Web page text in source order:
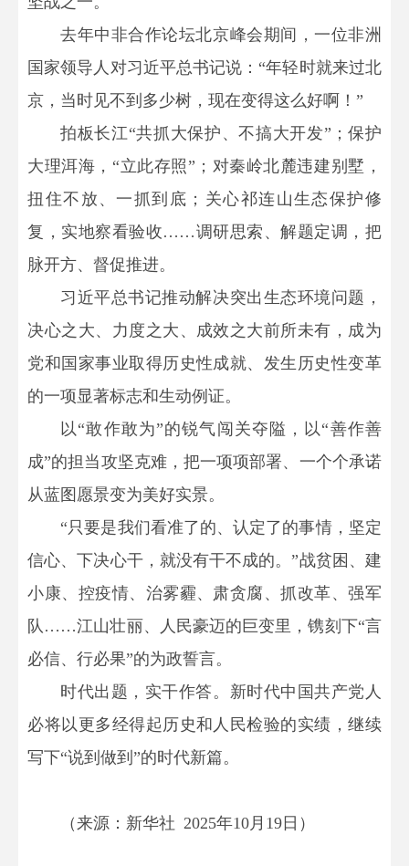
去年中非合作论坛北京峰会期间，一位非洲
国家领导人对习近平总书记说：“年轻时就来过北
京，当时见不到多少树，现在变得这么好啊！”
拍板长江“共抓大保护、不搞大开发”；保护
大理洱海，“立此存照”；对秦岭北麓违建别墅，
扭住不放、一抓到底；关心祁连山生态保护修
复，实地察看验收……调研思索、解题定调，把
脉开方、督促推进。
习近平总书记推动解决突出生态环境问题，
决心之大、力度之大、成效之大前所未有，成为
党和国家事业取得历史性成就、发生历史性变革
的一项显著标志和生动例证。
以“敢作敢为”的锐气闯关夺隘，以“善作善
成”的担当攻坚克难，把一项项部署、一个个承诺
从蓝图愿景变为美好实景。
“只要是我们看准了的、认定了的事情，坚定
信心、下决心干，就没有干不成的。”战贫困、建
小康、控疫情、治雾霾、肃贪腐、抓改革、强军
队……江山壮丽、人民豪迈的巨变里，镌刻下“言
必信、行必果”的为政誓言。
时代出题，实干作答。新时代中国共产党人
必将以更多经得起历史和人民检验的实绩，继续
写下“说到做到”的时代新篇。
（来源：新华社 2025年10月19日）